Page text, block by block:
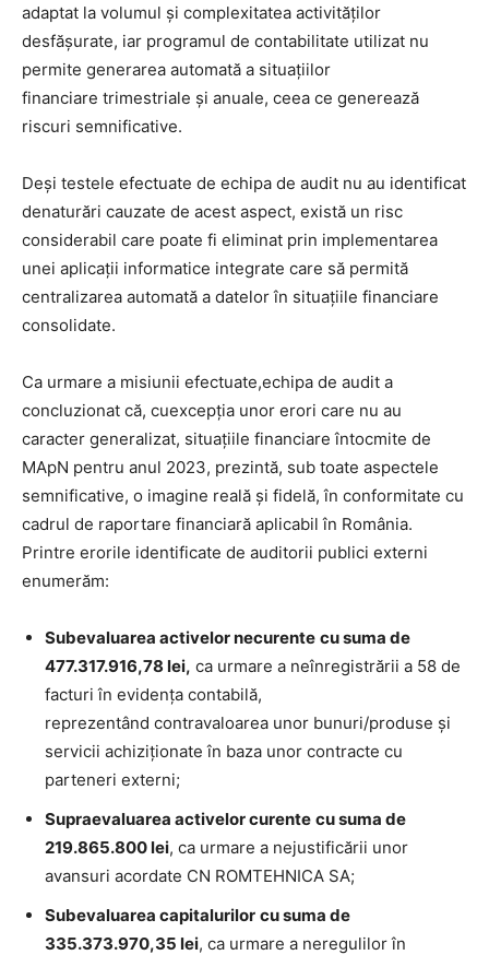
adaptat la volumul și complexitatea activităților
desfășurate, iar programul de contabilitate utilizat nu
permite generarea automată a situațiilor
financiare trimestriale și anuale, ceea ce generează
riscuri semnificative.
Deși testele efectuate de echipa de audit nu au identificat
denaturări cauzate de acest aspect, există un risc
considerabil care poate fi eliminat prin implementarea
unei aplicații informatice integrate care să permită
centralizarea automată a datelor în situațiile financiare
consolidate.
Ca urmare a misiunii efectuate,echipa de audit a
concluzionat că, cuexcepția unor erori care nu au
caracter generalizat, situațiile financiare întocmite de
MApN pentru anul 2023, prezintă, sub toate aspectele
semnificative, o imagine reală și fidelă, în conformitate cu
cadrul de raportare financiară aplicabil în România.
Printre erorile identificate de auditorii publici externi
enumerăm:
Subevaluarea activelor necurente cu suma de
477.317.916,78 lei, ca urmare a neînregistrării a 58 de
facturi în evidența contabilă,
reprezentând contravaloarea unor bunuri/produse și
servicii achiziționate în baza unor contracte cu
parteneri externi;
Supraevaluarea activelor curente cu suma de
219.865.800 lei, ca urmare a nejustificării unor
avansuri acordate CN ROMTEHNICA SA;
Subevaluarea capitalurilor cu suma de
335.373.970,35 lei, ca urmare a neregulilor în